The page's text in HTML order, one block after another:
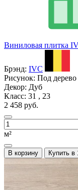
Виниловая плитка
Брэнд: IVC
Рисунок: Под дерево
Декор: Дуб
Класс: 31 , 23
2 458 руб.
м²
В корзину Купить в